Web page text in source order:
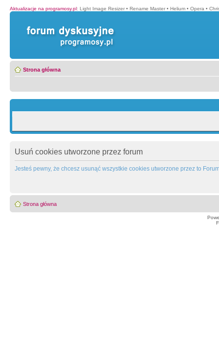
Aktualizacje na programosy.pl: Light Image Resizer • Rename Master • Helium • Opera •
Strona główna
Usuń cookies utworzone przez forum
Jesteś pewny, że chcesz usunąć wszystkie cookies utworzone przez to
Strona główna